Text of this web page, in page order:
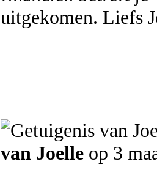
uitgekomen. Liefs
van Joelle op 3